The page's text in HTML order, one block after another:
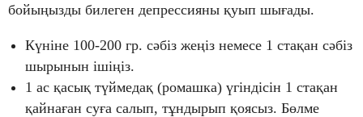
бойыңызды билеген депрессияны қуып шығады.
Күніне 100-200 гр. сәбіз жеңіз немесе 1 стақан сәбіз
шырынын ішіңіз.
1 ас қасық түймедақ (ромашка) үгіндісін 1 стақан
қайнаған суға салып, тұндырып қоясыз. Бөлме